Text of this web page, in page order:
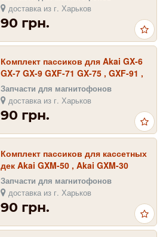
доставка из г. Харьков
90 грн.
Комплект пассиков для Akai GX-6
GX-7 GX-9 GXF-71 GX-75 , GXF-91 ,
GX-95
Запчасти для магнитофонов
доставка из г. Харьков
90 грн.
Комплект пассиков для кассетных
дек Akai GXM-50 , Akai GXM-30
Запчасти для магнитофонов
доставка из г. Харьков
90 грн.